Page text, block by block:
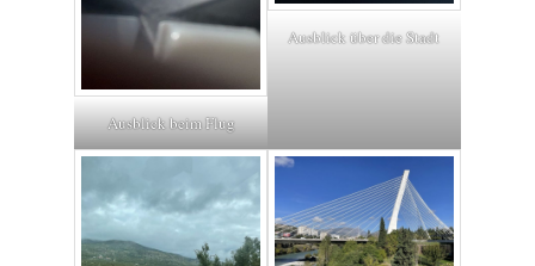
Ausblick beim Flug
Ausblick über die Stadt